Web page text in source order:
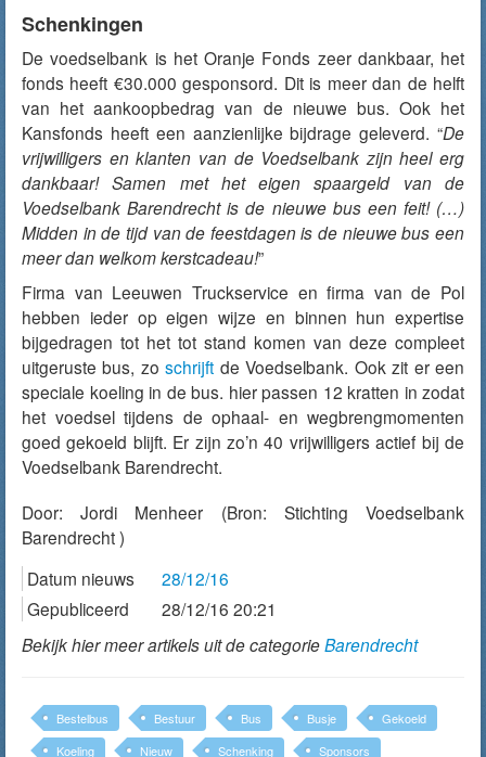
Schenkingen
De voedselbank is het Oranje Fonds zeer dankbaar, het
fonds heeft €30.000 gesponsord. Dit is meer dan de helft
van het aankoopbedrag van de nieuwe bus. Ook het
Kansfonds heeft een aanzienlijke bijdrage geleverd. “De
vrijwilligers en klanten van de Voedselbank zijn heel erg
dankbaar! Samen met het eigen spaargeld van de
Voedselbank Barendrecht is de nieuwe bus een feit! (…)
Midden in de tijd van de feestdagen is de nieuwe bus een
meer dan welkom kerstcadeau!”
Firma van Leeuwen Truckservice en firma van de Pol
hebben ieder op eigen wijze en binnen hun expertise
bijgedragen tot het tot stand komen van deze compleet
uitgeruste bus, zoschrijft de Voedselbank. Ook zit er een
speciale koeling in de bus. hier passen 12 kratten in zodat
het voedsel tijdens de ophaal- en wegbrengmomenten
goed gekoeld blijft. Er zijn zo’n 40 vrijwilligers actief bij de
Voedselbank Barendrecht.
Door:Jordi Menheer (Bron: Stichting Voedselbank
Barendrecht )
Datum nieuws
28/12/16
Gepubliceerd
28/12/16 20:21
Bekijk hier meer artikels uit de categorieBarendrecht
Bestelbus Bestuur Bus Busje
Gekoeld
Koeling
Nieuw Schenking Sponsors